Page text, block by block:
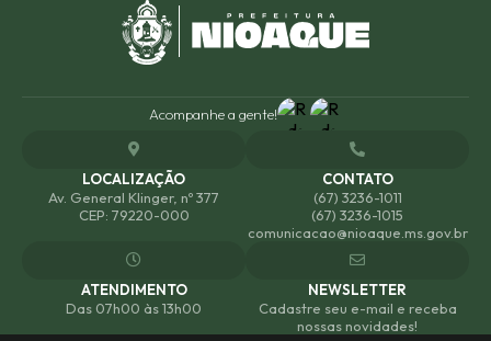
Acompanhe a gente!
LOCALIZAÇÃO
Av. General Klinger, nº 377
CEP: 79220-000
CONTATO
(67) 3236-1011
(67) 3236-1015
comunicacao@nioaque.ms.gov.br
ATENDIMENTO
Das 07h00 às 13h00
NEWSLETTER
Cadastre seu e-mail e receba
nossas novidades!